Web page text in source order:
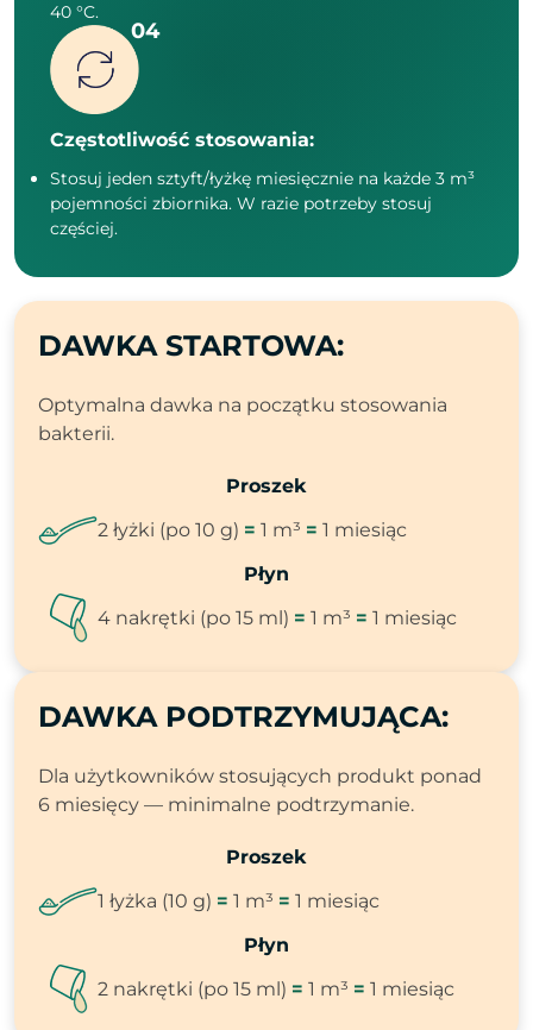
40 °C.
Częstotliwość stosowania:
Stosuj jeden sztyft/łyżkę miesięcznie na każde 3 m³
pojemności zbiornika. W razie potrzeby stosuj
częściej.
DAWKA STARTOWA:
Optymalna dawka na początku stosowania
bakterii.
Proszek
2 łyżki (po 10 g) = 1 m³ = 1 miesiąc
Płyn
4 nakrętki (po 15 ml) = 1 m³ = 1 miesiąc
DAWKA PODTRZYMUJĄCA:
Dla użytkowników stosujących produkt ponad
6 miesięcy — minimalne podtrzymanie.
Proszek
1 łyżka (10 g) = 1 m³ = 1 miesiąc
Płyn
2 nakrętki (po 15 ml) = 1 m³ = 1 miesiąc